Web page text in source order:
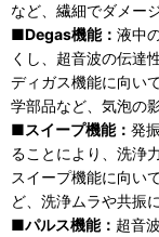
など、繊細でダメー
■Degas機能： 液中
くし、超音波の伝達
ディガス機能に向い
学部品など、気泡の
■スイープ機能： 発
ることにより、洗浄
スイープ機能に向い
ど、洗浄ムラや共振
■パルス機能： 超音